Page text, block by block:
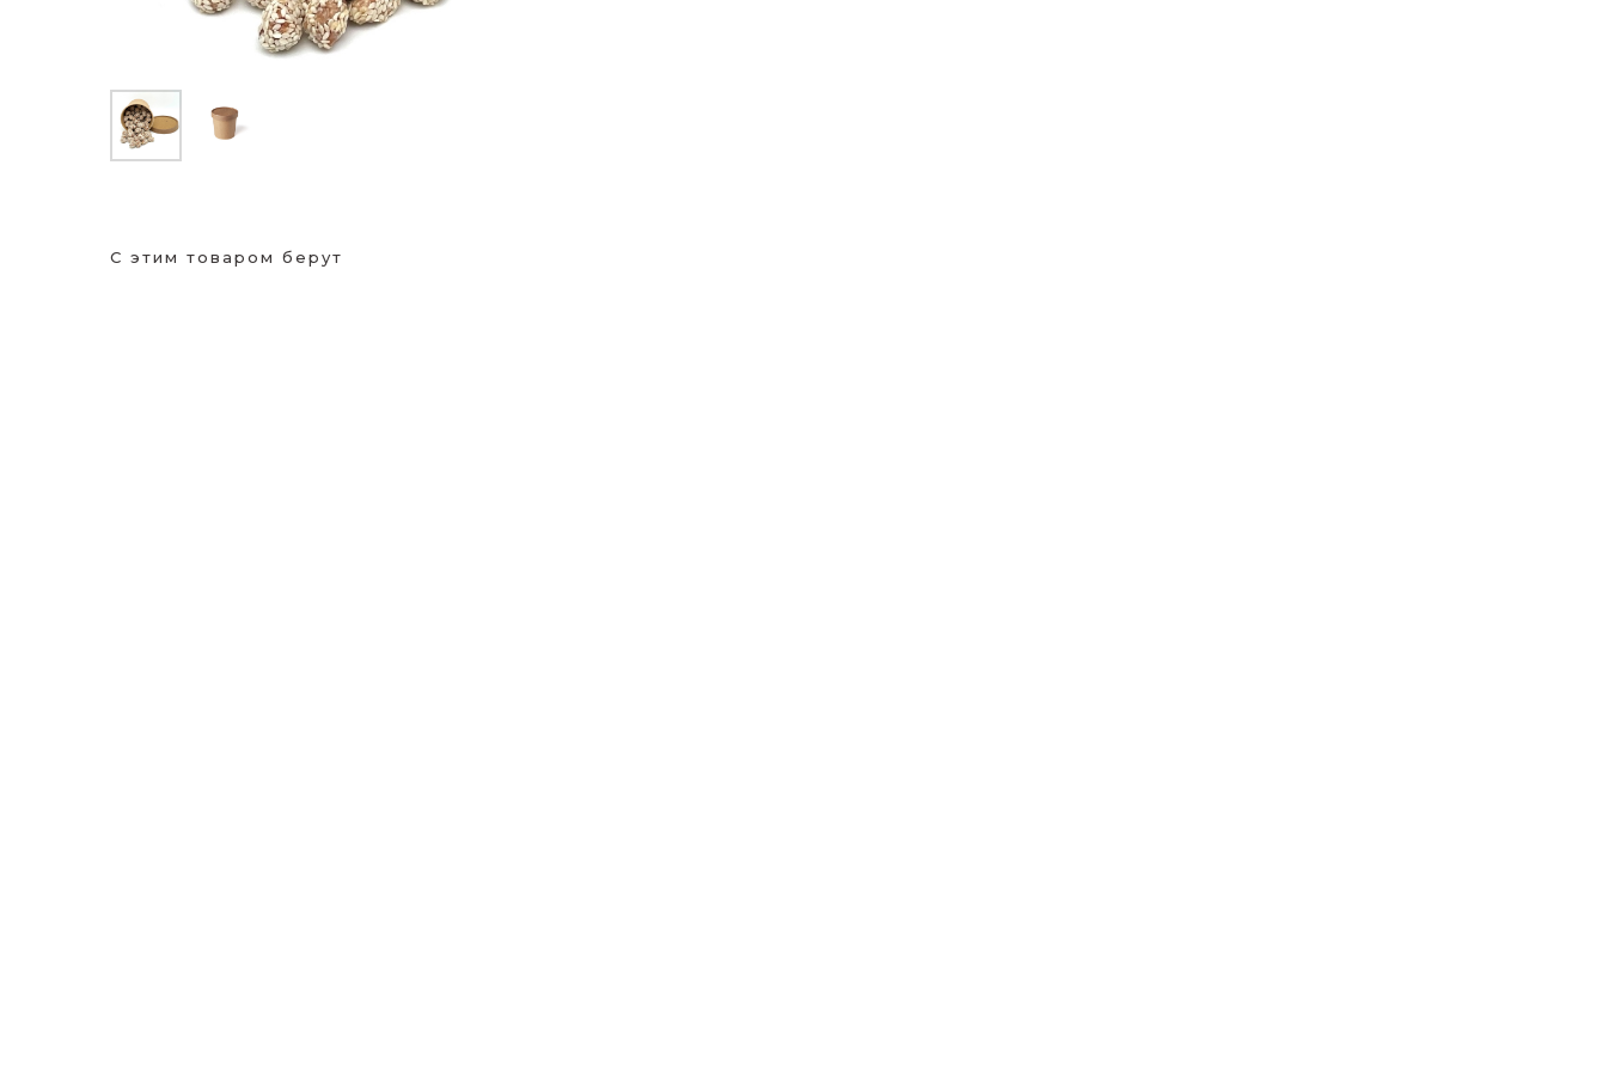
С этим товаром берут